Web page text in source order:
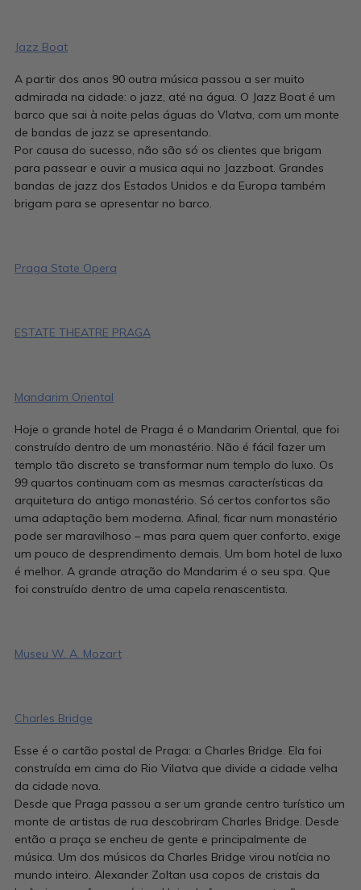
Jazz Boat
A partir dos anos 90 outra música passou a ser muito
admirada na cidade: o jazz, até na água. O Jazz Boat é um
barco que sai à noite pelas águas do Vlatva, com um monte
de bandas de jazz se apresentando.
Por causa do sucesso, não são só os clientes que brigam
para passear e ouvir a musica aqui no Jazzboat. Grandes
bandas de jazz dos Estados Unidos e da Europa também
brigam para se apresentar no barco.
Praga State Opera
ESTATE THEATRE PRAGA
Mandarim Oriental
Hoje o grande hotel de Praga é o Mandarim Oriental, que foi
construído dentro de um monastério. Não é fácil fazer um
templo tão discreto se transformar num templo do luxo. Os
99 quartos continuam com as mesmas características da
arquitetura do antigo monastério. Só certos confortos são
uma adaptação bem moderna. Afinal, ficar num monastério
pode ser maravilhoso – mas para quem quer conforto, exige
um pouco de desprendimento demais. Um bom hotel de luxo
é melhor. A grande atração do Mandarim é o seu spa. Que
foi construído dentro de uma capela renascentista.
Museu W. A. Mozart
Charles Bridge
Esse é o cartão postal de Praga: a Charles Bridge. Ela foi
construída em cima do Rio Vilatva que divide a cidade velha
da cidade nova.
Desde que Praga passou a ser um grande centro turístico um
monte de artistas de rua descobriram Charles Bridge. Desde
então a praça se encheu de gente e principalmente de
música. Um dos músicos da Charles Bridge virou notícia no
mundo inteiro. Alexander Zoltan usa copos de cristais da